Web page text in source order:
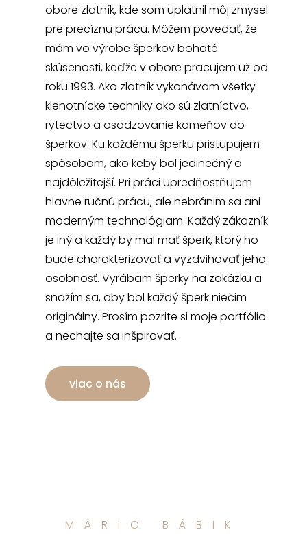
obore zlatník, kde som uplatnil môj zmysel
pre precíznu prácu. Môžem povedať, že
mám vo výrobe šperkov bohaté
skúsenosti, keďže v obore pracujem už od
roku 1993. Ako zlatník vykonávam všetky
klenotnícke techniky ako sú zlatníctvo,
rytectvo a osadzovanie kameňov do
šperkov. Ku každému šperku pristupujem
spôsobom, ako keby bol jedinečný a
najdôležitejší. Pri práci upredňostňujem
hlavne ručnú prácu, ale nebránim sa ani
moderným technológiam. Každý zákazník
je iný a každý by mal mať šperk, ktorý ho
bude charakterizovať a vyzdvihovať jeho
osobnosť. Vyrábam šperky na zakázku a
snažím sa, aby bol každý šperk niečim
originálny. Prosím pozrite si moje portfólio
a nechajte sa inšpirovať.
viac o nás
MÁRIO BÁBIK